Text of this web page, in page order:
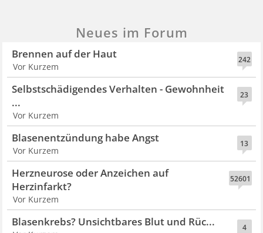
Neues im Forum
242
Brennen auf der Haut
Vor Kurzem
23
Selbstschädigendes Verhalten - Gewohnheit
...
Vor Kurzem
13
Blasenentzündung habe Angst
Vor Kurzem
52601
Herzneurose oder Anzeichen auf
Herzinfarkt?
Vor Kurzem
4
Blasenkrebs? Unsichtbares Blut und Rüc...